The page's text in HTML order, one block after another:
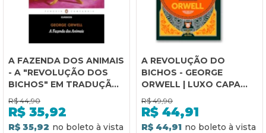
A FAZENDA DOS ANIMAIS
- A "REVOLUÇÃO DOS
BICHOS" EM TRADUÇÃO
DE PAULO HENRIQUES
BRITTO: UM CONTO DE
FADAS
R$ 44,90
R$ 35,92
R$ 35,92
A REVOLUÇÃO DO
BICHOS - GEORGE
ORWELL | LUXO CAPA
DURA
R$ 49,90
R$ 44,91
R$ 44,91